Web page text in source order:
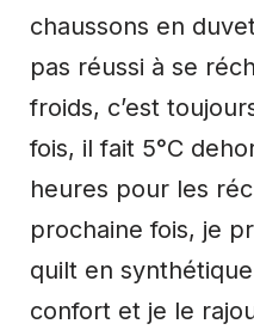
chaussons en
pas réussi à se
froids, c’est
fois, il fait 5°C
heures pour les
prochaine fois, je
quilt en
confort et je le